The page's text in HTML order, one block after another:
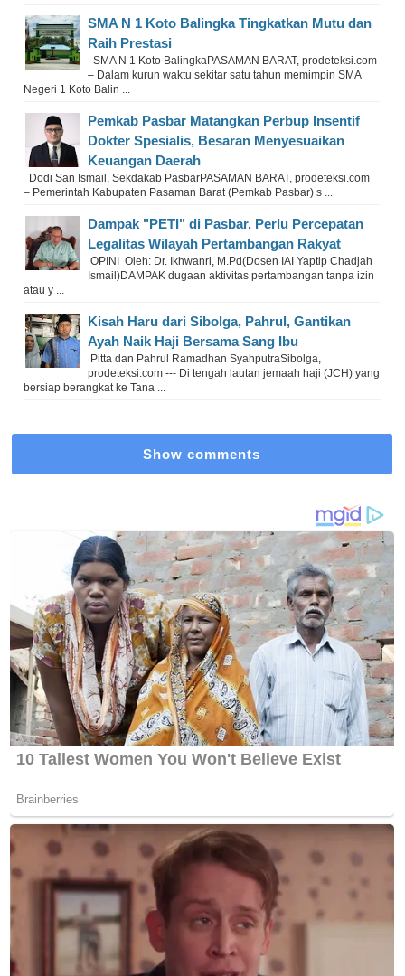
SMA N 1 Koto Balingka Tingkatkan Mutu dan
Raih Prestasi
SMA N 1 Koto BalingkaPASAMAN BARAT, prodeteksi.com
– Dalam kurun waktu sekitar satu tahun memimpin SMA
Negeri 1 Koto Balin ...
Pemkab Pasbar Matangkan Perbup Insentif
Dokter Spesialis, Besaran Menyesuaikan
Keuangan Daerah
Dodi San Ismail, Sekdakab PasbarPASAMAN BARAT, prodeteksi.com
– Pemerintah Kabupaten Pasaman Barat (Pemkab Pasbar) s ...
Dampak "PETI" di Pasbar, Perlu Percepatan
Legalitas Wilayah Pertambangan Rakyat
OPINI Oleh: Dr. Ikhwanri, M.Pd(Dosen IAI Yaptip Chadjah
Ismail)DAMPAK dugaan aktivitas pertambangan tanpa izin
atau y ...
Kisah Haru dari Sibolga, Pahrul, Gantikan
Ayah Naik Haji Bersama Sang Ibu
Pitta dan Pahrul Ramadhan SyahputraSibolga,
prodeteksi.com --- Di tengah lautan jemaah haji (JCH) yang
bersiap berangkat ke Tana ...
Show comments